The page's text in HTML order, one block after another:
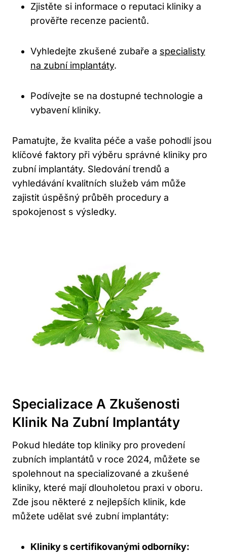
Zjistěte si informace o reputaci kliniky a
prověřte recenze pacientů.
Vyhledejte zkušené zubaře a specialisty
na zubní implantáty.
Podívejte se na dostupné technologie a
vybavení kliniky.
Pamatujte, že kvalita péče a vaše pohodlí jsou
klíčové faktory při výběru správné kliniky pro
zubní implantáty. Sledování trendů a
vyhledávání kvalitních služeb vám může
zajistit úspěšný průběh procedury a
spokojenost s výsledky.
Specializace A Zkušenosti
Klinik Na Zubní Implantáty
Pokud hledáte top kliniky pro provedení
zubních implantátů v roce 2024, můžete se
spolehnout na specializované a zkušené
kliniky, které mají dlouholetou praxi v oboru.
Zde jsou některé z nejlepších klinik, kde
můžete udělat své zubní implantáty:
Kliniky s certifikovanými odborníky: